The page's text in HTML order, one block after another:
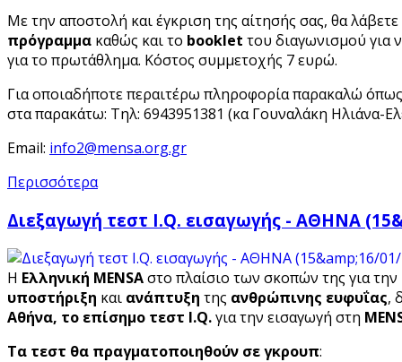
Με την αποστολή και έγκριση της αίτησής σας, θα
πρόγραμμα καθώς και το booklet του διαγωνισμού για
για το πρωτάθλημα. Κόστος συμμετοχής 7 ευρώ.
Για οποιαδήποτε περαιτέρω πληροφορία παρακαλώ
στα παρακάτω: Τηλ: 6943951381 (κα Γουναλάκη Ηλιάνα-
Email:
Περισσότερα
Διεξαγωγή τεστ I.Q. εισαγωγής - ΑΘΗΝΑ
Η Ελληνική MENSAστο πλαίσιο των σκοπών της για την
υποστήριξη και ανάπτυξη της ανθρώπινης ευφυΐας,
Αθήνα, το επίσημο τεστ I.Q.για την εισαγωγή στη
Τα τεστ θα πραγματοποιηθούν σε γκρουπ: